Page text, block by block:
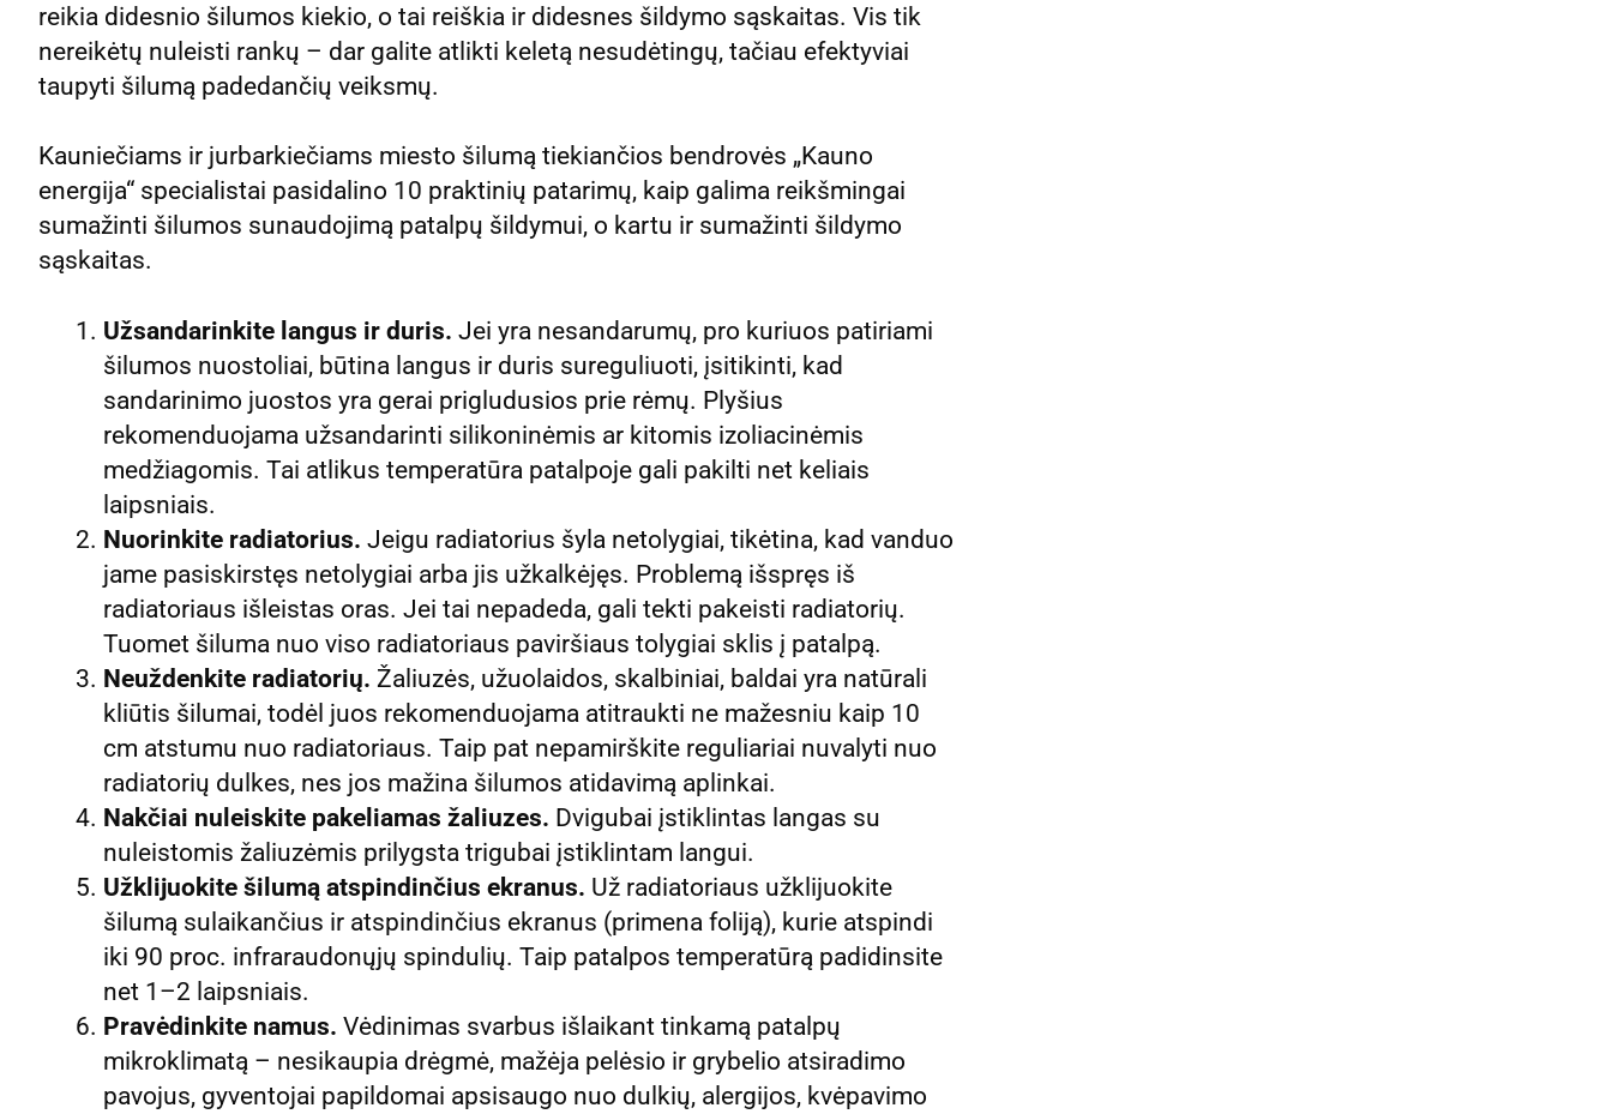
reikia didesnio šilumos kiekio, o tai reiškia ir didesnes šildymo sąskaitas. Vis tik
nereikėtų nuleisti rankų – dar galite atlikti keletą nesudėtingų, tačiau efektyviai
taupyti šilumą padedančių veiksmų.
Kauniečiams ir jurbarkiečiams miesto šilumą tiekiančios bendrovės „Kauno
energija“ specialistai pasidalino 10 praktinių patarimų, kaip galima reikšmingai
sumažinti šilumos sunaudojimą patalpų šildymui, o kartu ir sumažinti šildymo
sąskaitas.
Užsandarinkite langus ir duris. Jei yra nesandarumų, pro kuriuos patiriami
šilumos nuostoliai, būtina langus ir duris sureguliuoti, įsitikinti, kad
sandarinimo juostos yra gerai prigludusios prie rėmų. Plyšius
rekomenduojama užsandarinti silikoninėmis ar kitomis izoliacinėmis
medžiagomis. Tai atlikus temperatūra patalpoje gali pakilti net keliais
laipsniais.
Nuorinkite radiatorius. Jeigu radiatorius šyla netolygiai, tikėtina, kad vanduo
jame pasiskirstęs netolygiai arba jis užkalkėjęs. Problemą išspręs iš
radiatoriaus išleistas oras. Jei tai nepadeda, gali tekti pakeisti radiatorių.
Tuomet šiluma nuo viso radiatoriaus paviršiaus tolygiai sklis į patalpą.
Neuždenkite radiatorių. Žaliuzės, užuolaidos, skalbiniai, baldai yra natūrali
kliūtis šilumai, todėl juos rekomenduojama atitraukti ne mažesniu kaip 10
cm atstumu nuo radiatoriaus. Taip pat nepamirškite reguliariai nuvalyti nuo
radiatorių dulkes, nes jos mažina šilumos atidavimą aplinkai.
Nakčiai nuleiskite pakeliamas žaliuzes. Dvigubai įstiklintas langas su
nuleistomis žaliuzėmis prilygsta trigubai įstiklintam langui.
Užklijuokite šilumą atspindinčius ekranus. Už radiatoriaus užklijuokite
šilumą sulaikančius ir atspindinčius ekranus (primena foliją), kurie atspindi
iki 90 proc. infraraudonųjų spindulių. Taip patalpos temperatūrą padidinsite
net 1–2 laipsniais.
Pravėdinkite namus. Vėdinimas svarbus išlaikant tinkamą patalpų
mikroklimatą – nesikaupia drėgmė, mažėja pelėsio ir grybelio atsiradimo
pavojus, gyventojai papildomai apsisaugo nuo dulkių, alergijos, kvėpavimo